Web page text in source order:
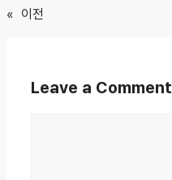
« 이전
Leave a Comment